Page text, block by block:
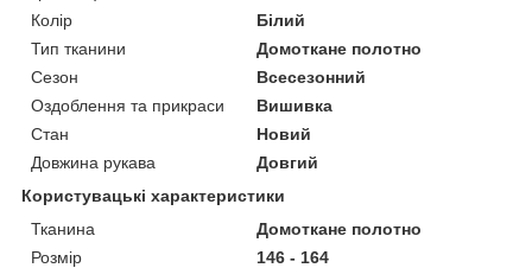
Колір
Білий
Тип тканини
Домоткане полотно
Сезон
Всесезонний
Оздоблення та прикраси
Вишивка
Стан
Новий
Довжина рукава
Довгий
Користувацькі характеристики
Тканина
Домоткане полотно
Розмір
146 - 164